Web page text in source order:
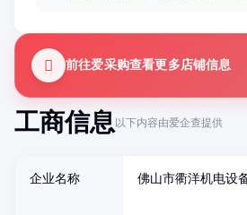
工商信息以下内容由爱企查提供
企业名称 佛山市衢洋机电设
前往爱采购查看更多店铺信息